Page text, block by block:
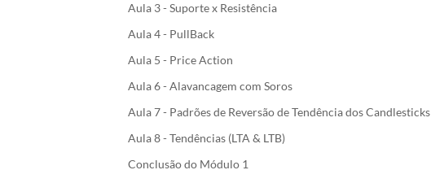
Aula 3 - Suporte x Resistência
Aula 4 - PullBack
Aula 5 - Price Action
Aula 6 - Alavancagem com Soros
Aula 7 - Padrões de Reversão de Tendência dos Candlesticks
Aula 8 - Tendências (LTA & LTB)
Conclusão do Módulo 1